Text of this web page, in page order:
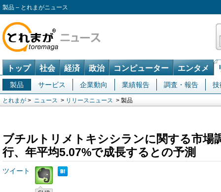
製品 – とれまがニュース
トップ 社会 経済 政治 コンピューター エンタメ
製品 サービス 企業動向 業績報告 調査・報告 技
とれまが > ニュース > リリースニュース > 製品
ブチルトリメトキシシランに関する市場
行、年平均5.07%で成長するとの予測
ツイート